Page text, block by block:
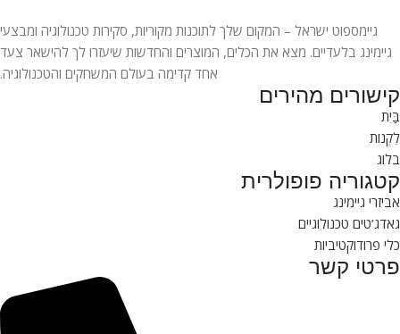
גיימספוט ישראל – המקום שלך לתוכנות מקוריות, סקירות טכנולוגיה ומבצעי
גיימינג בלעדיים. מצא את הכלים, המוצרים והחדשות שיעזרו לך להישאר צעד
אחד קדימה בעולם המשחקים והטכנולוגיה.
קישורים מהירים
בַּיִת
לִקְנוֹת
בלוג
קטגוריה פופולרית
אביזרי גיימינג
גאדג’טים טכנולוגיים
כלי פרודוקטיביות
פרטי קשר